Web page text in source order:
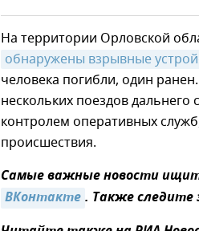
На территории Орловской
обнаружены взрывные
человека погибли, один
нескольких поездов дальнего
контролем оперативных
происшествия.
Самые важные новости
ВКонтакте. Также следите